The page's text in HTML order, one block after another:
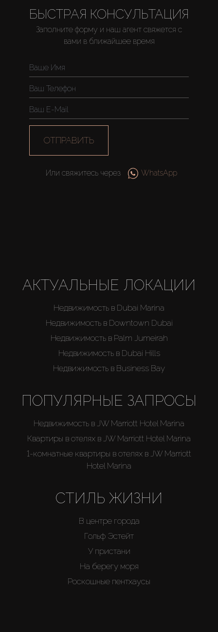
Продажа
Новостройки
AX Journal
Каталоги
Агенты
About Us
БЫСТРАЯ КОНСУЛЬТАЦИЯ
Заполните форму и наш агент свяжется с
вами в ближайшее время
ОТПРАВИТЬ
Или свяжитесь через WhatsApp
АКТУАЛЬНЫЕ ЛОКАЦИИ
Недвижимость в Dubai Marina
Недвижимость в Downtown Dubai
Недвижимость в Palm Jumeirah
Недвижимость в Dubai Hills
Недвижимость в Business Bay
ПОПУЛЯРНЫЕ ЗАПРОСЫ
Недвижимость в JW Marriott Hotel Marina
Квартиры в отелях в JW Marriott Hotel Marina
1-комнатные квартиры в отелях в JW Marriott
Hotel Marina
СТИЛЬ ЖИЗНИ
В центре города
Гольф Эстейт
У пристани
На берегу моря
Роскошные пентхаусы